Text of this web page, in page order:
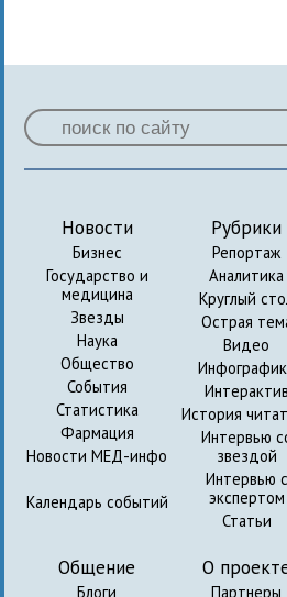
Новости
Бизнес
Государство и
медицина
Звезды
Наука
Общество
События
Статистика
Фармация
Новости МЕД-инфо
Календарь событий
Рубрики
Репортаж
Аналитика
Круглый
Острая
Видео
Интерактив
История
Интервью
звездой
Интервью с
экспертом
Статьи
Общение
Блоги
О
Партнеры